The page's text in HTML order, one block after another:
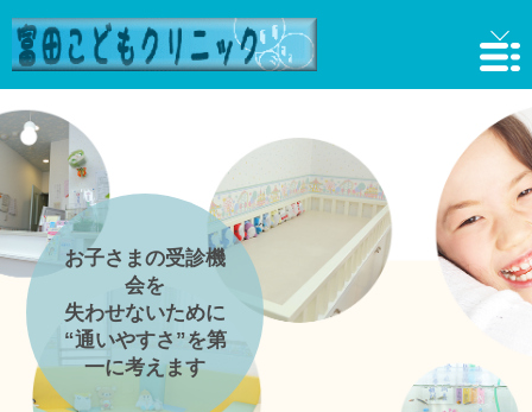
お子さまの受診機
会を
失わせないために
“通いやすさ”を第
一に考えます